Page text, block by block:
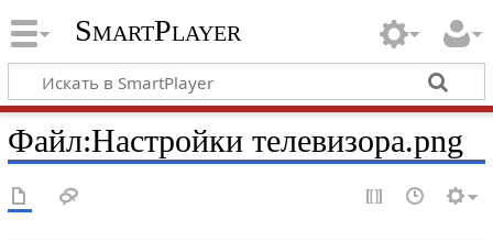
SmartPlayer
Файл:Настройки телевизора.png